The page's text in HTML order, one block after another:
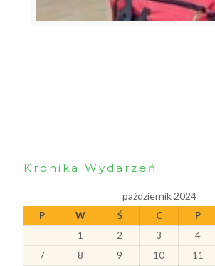
Kronika Wydarzeń
październik 2024
P W Ś C P
1
2 3 4
7
8 9 10 11